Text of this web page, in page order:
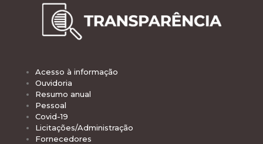
Acesso à informação
Ouvidoria
Resumo anual
Pessoal
Covid-19
Licitações/Administração
Fornecedores